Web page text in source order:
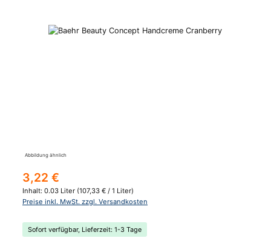
Bildergalerie überspringen
Abbildung ähnlich
Regulärer Preis:
3,22 €
Inhalt: 0.03 Liter (107,33 € / 1 Liter)
Preise inkl. MwSt. zzgl. Versandkosten
Sofort verfügbar, Lieferzeit: 1-3 Tage